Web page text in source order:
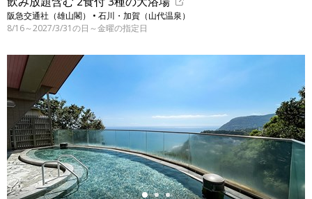
阪急交通社（雄山閣） • 石川・加賀（山代温泉）
8/16～2027/3/31の日～金曜の指定日
←